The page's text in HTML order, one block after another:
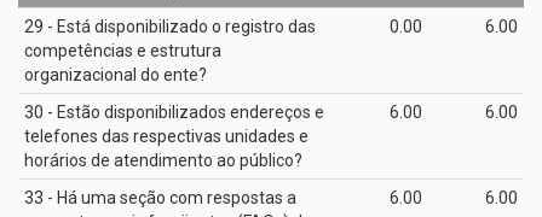
29 - Está disponibilizado o registro das
competências e estrutura
organizacional do ente?
0.00 6.00
30 - Estão disponibilizados endereços e
telefones das respectivas unidades e
horários de atendimento ao público?
6.00 6.00
33 - Há uma seção com respostas a
6.00 6.00